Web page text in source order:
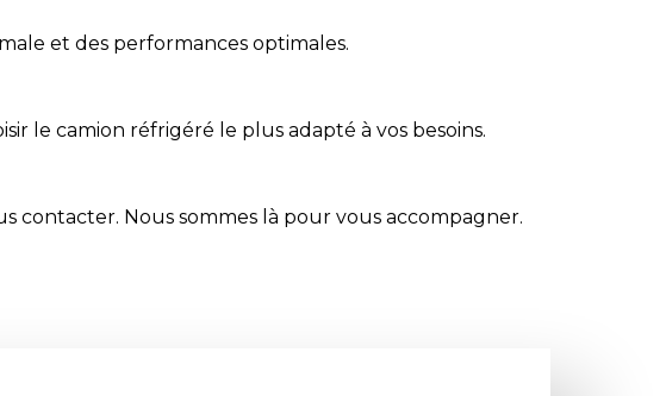
et des performances optimales.
le camion réfrigéré le plus adapté à vos besoins.
contacter. Nous sommes là pour vous accompagner.